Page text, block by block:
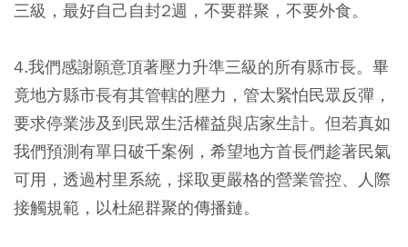
三級，最好自己自封2週，不要群聚，不要外食。
4.我們感謝願意頂著壓力升準三級的所有縣市長。畢
竟地方縣市長有其管轄的壓力，管太緊怕民眾反彈，
要求停業涉及到民眾生活權益與店家生計。但若真如
我們預測有單日破千案例，希望地方首長們趁著民氣
可用，透過村里系統，採取更嚴格的營業管控、人際
接觸規範，以杜絕群聚的傳播鏈。